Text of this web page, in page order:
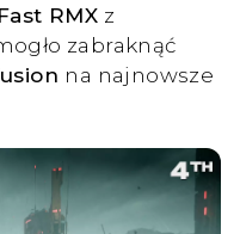
Fast RMX z
zabraknąć
na najnowsze